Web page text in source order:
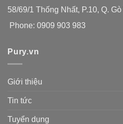
58/69/1 Thống Nhất, P.10, Q.
Phone: 0909 903 983
Pury.vn
Giới thiệu
Tin tức
Tuyển dụng